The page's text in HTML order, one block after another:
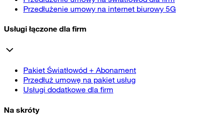
Przedłużenie umowy na internet biurowy 5G
Usługi łączone dla firm
Pakiet Światłowód + Abonament
Przedłuż umowę na pakiet usług
Usługi dodatkowe dla firm
Na skróty